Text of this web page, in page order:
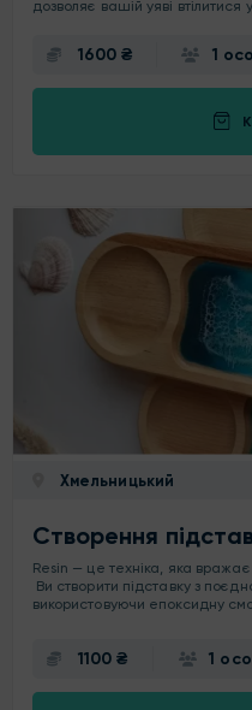
дозволяє вашій уяві втілитися
1600 ₴ 1
Хмельницький
Створення
Resin — це техніка, яка
Ви створити підставку з
використовуючи епоксидну
1100 ₴ 1